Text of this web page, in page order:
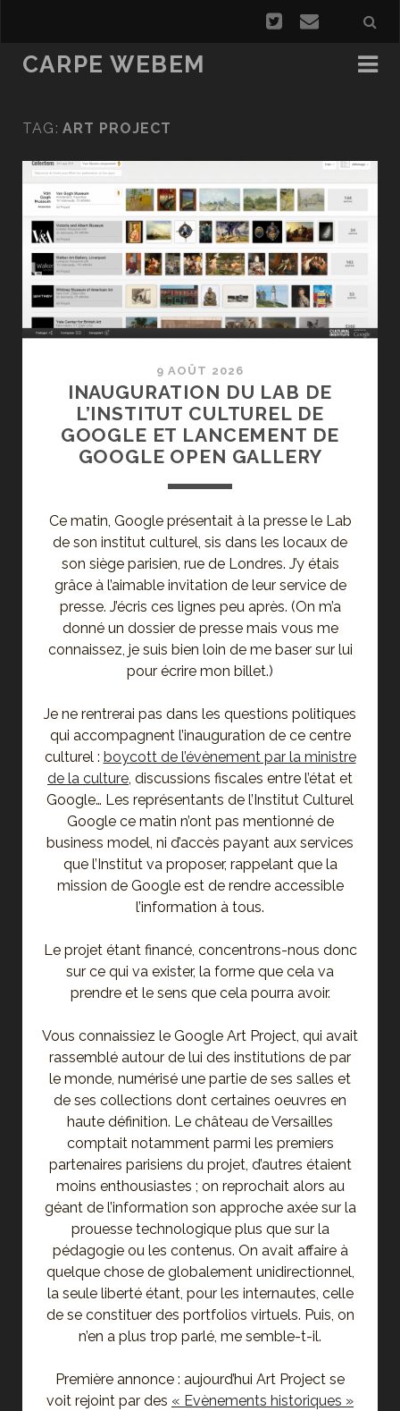
CARPE WEBEM
TAG: ART PROJECT
9 AOÛT 2026
INAUGURATION DU LAB DE
L’INSTITUT CULTUREL DE
GOOGLE ET LANCEMENT DE
GOOGLE OPEN GALLERY
Ce matin, Google présentait à la presse le Lab
de son institut culturel, sis dans les locaux de
son siège parisien, rue de Londres. J’y étais
grâce à l’aimable invitation de leur service de
presse. J’écris ces lignes peu après. (On m’a
donné un dossier de presse mais vous me
connaissez, je suis bien loin de me baser sur lui
pour écrire mon billet.)
Je ne rentrerai pas dans les questions politiques
qui accompagnent l’inauguration de ce centre
culturel : boycott de l’évènement par la ministre
de la culture, discussions fiscales entre l’état et
Google… Les représentants de l’Institut Culturel
Google ce matin n’ont pas mentionné de
business model, ni d’accès payant aux services
que l’Institut va proposer, rappelant que la
mission de Google est de rendre accessible
l’information à tous.
Le projet étant financé, concentrons-nous donc
sur ce qui va exister, la forme que cela va
prendre et le sens que cela pourra avoir.
Vous connaissiez le Google Art Project, qui avait
rassemblé autour de lui des institutions de par
le monde, numérisé une partie de ses salles et
de ses collections dont certaines oeuvres en
haute définition. Le château de Versailles
comptait notamment parmi les premiers
partenaires parisiens du projet, d’autres étaient
moins enthousiastes ; on reprochait alors au
géant de l’information son approche axée sur la
prouesse technologique plus que sur la
pédagogie ou les contenus. On avait affaire à
quelque chose de globalement unidirectionnel,
la seule liberté étant, pour les internautes, celle
de se constituer des portfolios virtuels. Puis, on
n’en a plus trop parlé, me semble-t-il.
Première annonce : aujourd’hui Art Project se
voit rejoint par des « Evènements historiques »